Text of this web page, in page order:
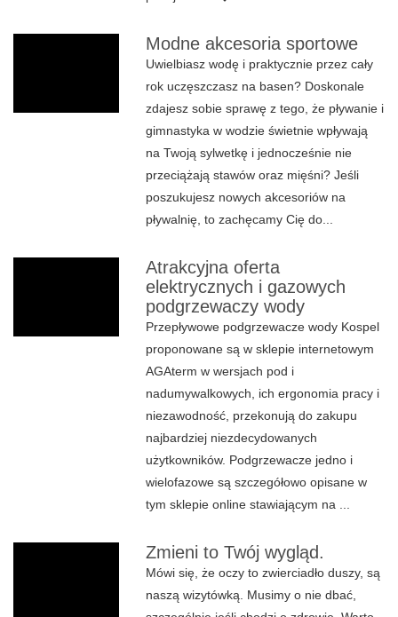
Modne akcesoria sportowe
Uwielbiasz wodę i praktycznie przez cały
rok uczęszczasz na basen? Doskonale
zdajesz sobie sprawę z tego, że pływanie i
gimnastyka w wodzie świetnie wpływają
na Twoją sylwetkę i jednocześnie nie
przeciążają stawów oraz mięśni? Jeśli
poszukujesz nowych akcesoriów na
pływalnię, to zachęcamy Cię do...
Atrakcyjna oferta
elektrycznych i gazowych
podgrzewaczy wody
Przepływowe podgrzewacze wody Kospel
proponowane są w sklepie internetowym
AGAterm w wersjach pod i
nadumywalkowych, ich ergonomia pracy i
niezawodność, przekonują do zakupu
najbardziej niezdecydowanych
użytkowników. Podgrzewacze jedno i
wielofazowe są szczegółowo opisane w
tym sklepie online stawiającym na ...
Zmieni to Twój wygląd.
Mówi się, że oczy to zwierciadło duszy, są
naszą wizytówką. Musimy o nie dbać,